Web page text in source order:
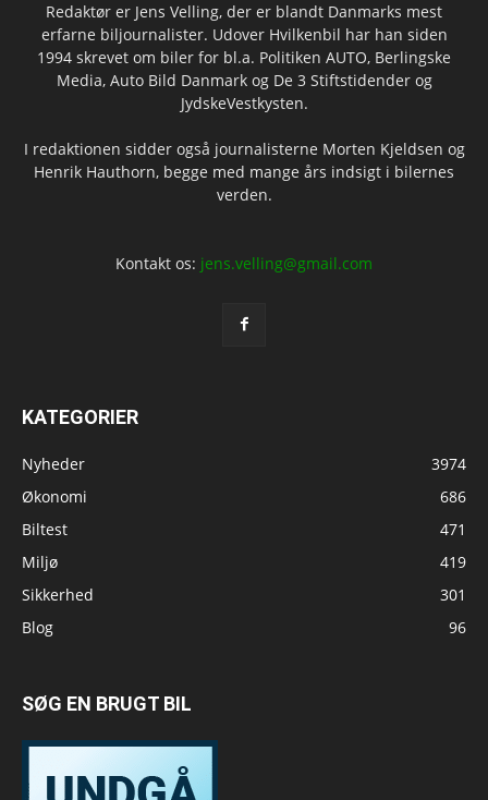
Redaktør er Jens Velling, der er blandt Danmarks mest
erfarne biljournalister. Udover Hvilkenbil har han siden
1994 skrevet om biler for bl.a. Politiken AUTO, Berlingske
Media, Auto Bild Danmark og De 3 Stiftstidender og
JydskeVestkysten.
I redaktionen sidder også journalisterne Morten Kjeldsen og
Henrik Hauthorn, begge med mange års indsigt i bilernes
verden.
Kontakt os: jens.velling@gmail.com
KATEGORIER
Nyheder
3974
Økonomi
686
Biltest
471
Miljø
419
Sikkerhed
301
Blog
96
SØG EN BRUGT BIL